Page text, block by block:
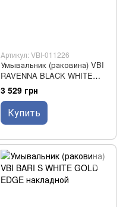
Артикул: VBI-011226
Умывальник (раковина) VBI
RAVENNA BLACK WHITE
GLOSSY накладной
3 529 грн
Купить